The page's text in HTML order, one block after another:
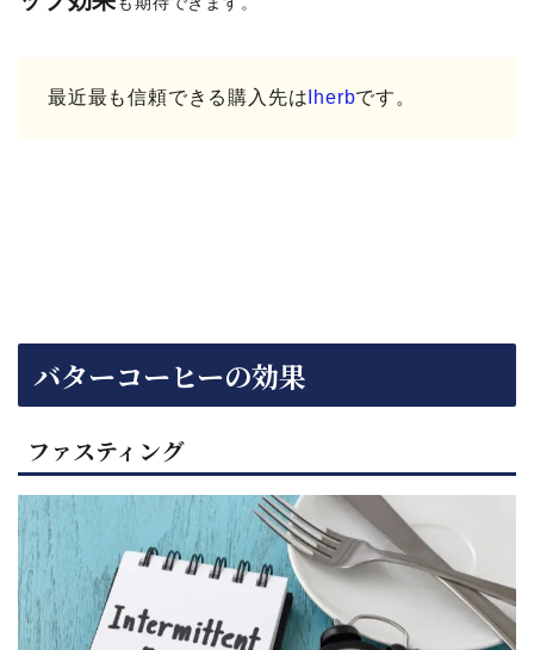
最近最も信頼できる購入先は Iherbです。
バターコーヒーの効果
ファスティング